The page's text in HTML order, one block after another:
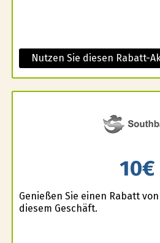
Nutzen Sie diesen Rabatt-
10€
Genießen Sie einen Rabatt von
diesem Geschäft.